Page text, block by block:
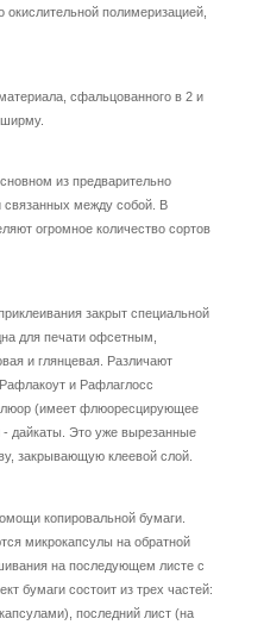
полимеризацией,
сфальцованного в 2 и
ширму.
из предварительно
связанных между собой. В
огромное количество сортов
закрыт специальной
для печати офсетным,
и глянцевая. Различают
и Рафлаглосс
(имеет флюоресцирующее
дайкаты. Это уже вырезанные
закрывающую клеевой слой.
копировальной бумаги.
микрокапсулы на обратной
на последующем листе с
бумаги состоит из трех частей:
последний лист (на